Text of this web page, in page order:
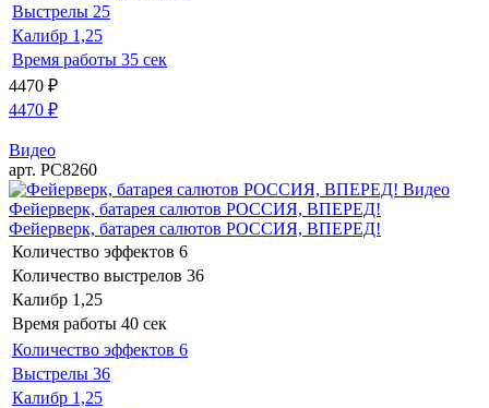
Выстрелы 25
Калибр 1,25
Время работы 35 сек
4470 ₽
4470 ₽
Видео
арт. РС8260
Видео
Фейерверк, батарея салютов РОССИЯ, ВПЕРЕД!
Фейерверк, батарея салютов РОССИЯ, ВПЕРЕД!
Количество эффектов 6
Количество выстрелов 36
Калибр 1,25
Время работы 40 сек
Количество эффектов 6
Выстрелы 36
Калибр 1,25